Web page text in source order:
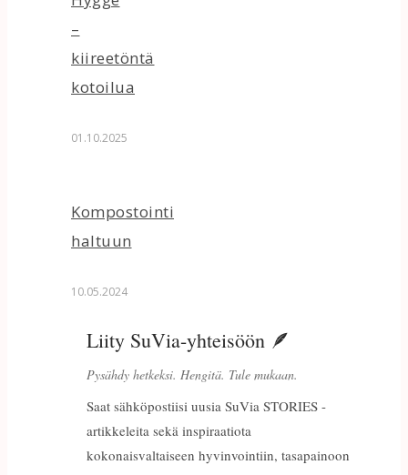
–
kiireetöntä
kotoilua
01.10.2025
Kompostointi
haltuun
10.05.2024
Liity SuVia-yhteisöön 🪶
Pysähdy hetkeksi. Hengitä. Tule mukaan.
Saat sähköpostiisi uusia SuVia STORIES -
artikkeleita sekä inspiraatiota
kokonaisvaltaiseen hyvinvointiin, tasapainoon